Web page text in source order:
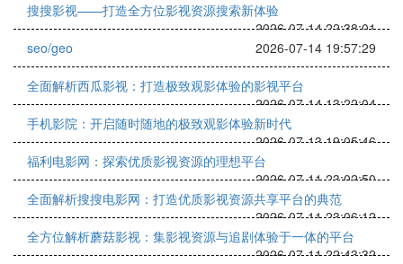
搜搜影视——打造全方位影视资源搜索新体验
2026-07-14 22:38:01
seo/geo
2026-07-14 19:57:29
全面解析西瓜影视：打造极致观影体验的影视平台
2026-07-14 13:22:04
手机影院：开启随时随地的极致观影体验新时代
2026-07-13 19:05:46
福利电影网：探索优质影视资源的理想平台
2026-07-11 23:02:50
全面解析搜搜电影网：打造优质影视资源共享平台的典范
2026-07-11 23:06:12
全方位解析蘑菇影视：集影视资源与追剧体验于一体的平台
2026-07-11 22:43:32